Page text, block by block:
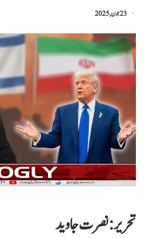
23 جون, 2025
تحریر : نصرت جاوید